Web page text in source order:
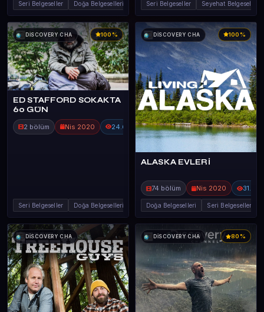
Seri Belgeseller Doğa Belgeselleri Seri Belgeseller Seyehat Belgeselle
DİSCOVERY CHA 100%
ED STAFFORD SOKAKTA
60 GÜN
2 bölüm Nis 2020 24.6B
Seri Belgeseller Doğa Belgeselleri
DİSCOVERY CHA 100%
ALASKA EVLERİ
74 bölüm Nis 2020 31.9B
Doğa Belgeselleri Seri Belgeseller
DİSCOVERY CHA DİSCOVERY CHA 80%